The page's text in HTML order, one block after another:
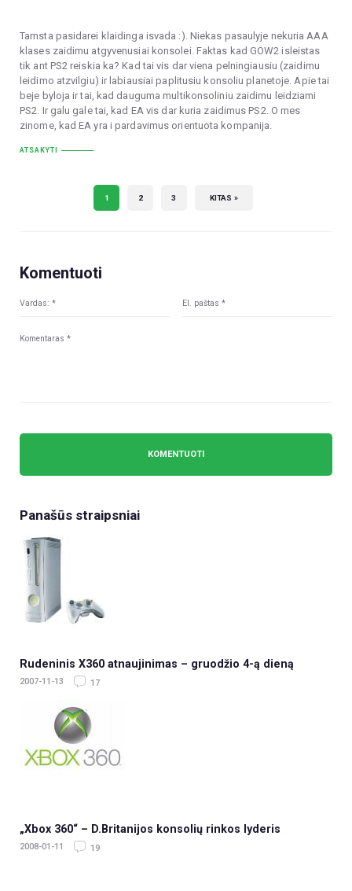
Tamsta pasidarei klaidinga isvada :). Niekas pasaulyje nekuria AAA
klases zaidimu atgyvenusiai konsolei. Faktas kad GOW2 isleistas
tik ant PS2 reiskia ka? Kad tai vis dar viena pelningiausiu (zaidimu
leidimo atzvilgiu) ir labiausiai paplitusiu konsoliu planetoje. Apie tai
beje byloja ir tai, kad dauguma multikonsoliniu zaidimu leidziami
PS2. Ir galu gale tai, kad EA vis dar kuria zaidimus PS2. O mes
zinome, kad EA yra i pardavimus orientuota kompanija.
ATSAKYTI
1 2 3 KITAS »
Komentuoti
Panašūs straipsniai
Rudeninis X360 atnaujinimas – gruodžio 4-ą dieną
2007-11-13 17
„Xbox 360“ – D.Britanijos konsolių rinkos lyderis
2008-01-11 19